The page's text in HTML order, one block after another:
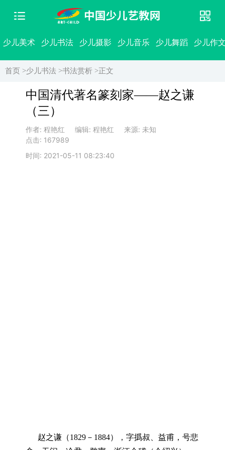
少儿美术 少儿书法 少儿摄影 少儿音乐 少儿舞蹈 少儿作
首页 >少儿书法 >书法赏析 >正文
中国清代著名篆刻家——赵之谦
（三）
作者: 程艳红 编辑: 程艳红
来源: 未知
点击: 167989
时间: 2021-05-11 08:23:40
赵之谦（1829－1884），字撝叔、益甫，号悲